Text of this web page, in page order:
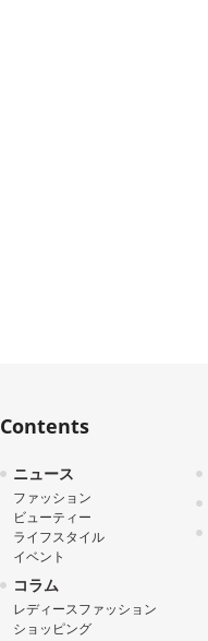
Contents
ニュース
ファッション
ビューティー
ライフスタイル
イベント
コラム
レディースファッション
ショッピング